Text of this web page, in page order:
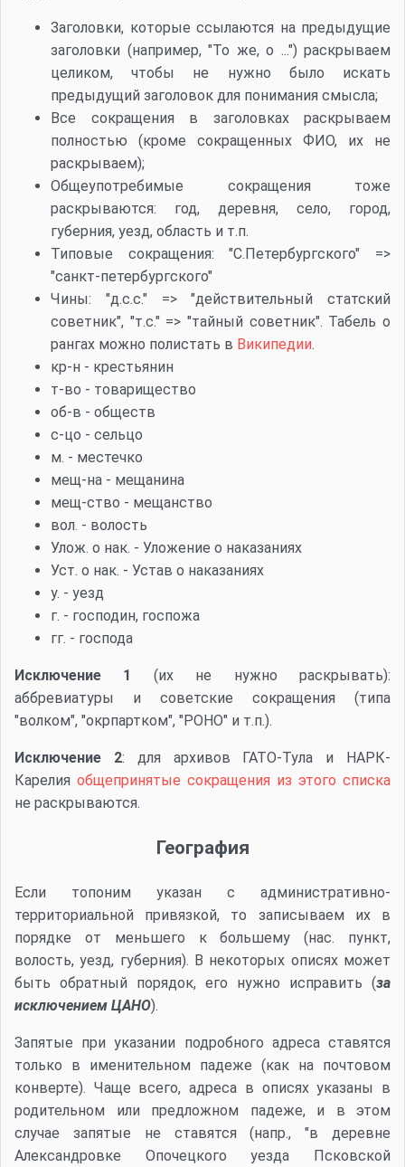
Заголовки, которые ссылаются на предыдущие
заголовки (например, "То же, о ...") раскрываем
целиком, чтобы не нужно было искать
предыдущий заголовок для понимания смысла;
Все сокращения в заголовках раскрываем
полностью (кроме сокращенных ФИО, их не
раскрываем);
Общеупотребимые сокращения тоже
раскрываются: год, деревня, село, город,
губерния, уезд, область и т.п.
Типовые сокращения: "С.Петербургского" =>
"санкт-петербургского"
Чины: "д.с.с." => "действительный статский
советник", "т.с." => "тайный советник". Табель о
рангах можно полистать в Википедии.
кр-н - крестьянин
т-во - товарищество
об-в - обществ
с-цо - сельцо
м. - местечко
мещ-на - мещанина
мещ-ство - мещанство
вол. - волость
Улож. о нак. - Уложение о наказаниях
Уст. о нак. - Устав о наказаниях
у. - уезд
г. - господин, госпожа
гг. - господа
Исключение 1
(их не нужно раскрывать):
аббревиатуры и советские сокращения (типа
"волком", "окрпартком", "РОНО" и т.п.).
Исключение 2: для архивов ГАТО-Тула и НАРК-
Карелия общепринятые сокращения из этого списка
не раскрываются.
География
Если топоним указан с административно-
территориальной привязкой, то записываем их в
порядке от меньшего к большему (нас. пункт,
волость, уезд, губерния). В некоторых описях может
быть обратный порядок, его нужно исправить (за
исключением ЦАНО).
Запятые при указании подробного адреса ставятся
только в именительном падеже (как на почтовом
конверте). Чаще всего, адреса в описях указаны в
родительном или предложном падеже, и в этом
случае запятые не ставятся (напр., "в деревне
Александровке Опочецкого уезда Псковской